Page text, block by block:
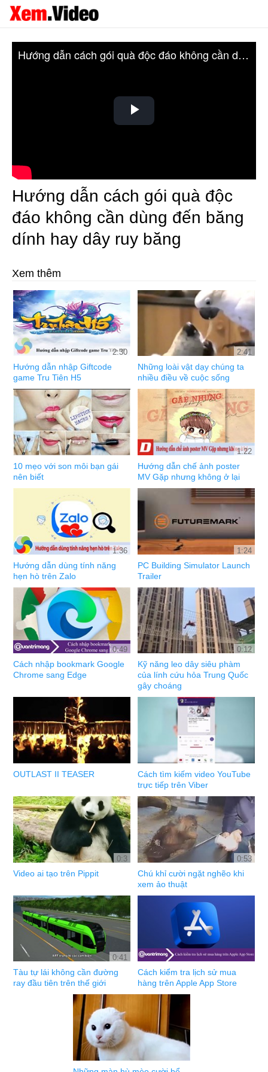
Play
Hướng dẫn cách gói quà độc đáo không cần dùng đến băng dính hay dây ruy băng
Hướng dẫn cách gói quà độc
đáo không cần dùng đến băng
dính hay dây ruy băng
Xem thêm
2:30
Hướng dẫn nhập Giftcode
game Tru Tiên H5
2:41
Những loài vật dạy chúng ta
nhiều điều về cuộc sống
10 mẹo với son môi bạn gái
nên biết
1:22
Hướng dẫn chế ảnh poster
MV Gặp nhưng không ở lại
1:36
Hướng dẫn dùng tính năng
hẹn hò trên Zalo
1:24
PC Building Simulator Launch
Trailer
0:49
Cách nhập bookmark Google
Chrome sang Edge
0:12
Kỹ năng leo dây siêu phàm
của lính cứu hỏa Trung Quốc
gây choáng
OUTLAST II TEASER
Cách tìm kiếm video YouTube
trực tiếp trên Viber
0:3
Video ai tạo trên Pippit
0:53
Chú khỉ cười ngặt nghẽo khi
xem ảo thuật
0:41
Tàu tự lái không cần đường
ray đầu tiên trên thế giới
Cách kiểm tra lịch sử mua
hàng trên Apple App Store